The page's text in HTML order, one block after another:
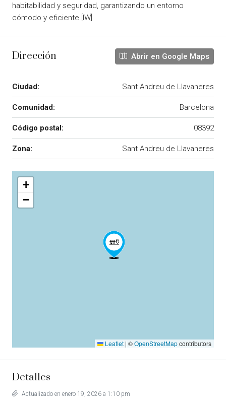
habitabilidad y seguridad, garantizando un entorno
cómodo y eficiente.[IW]
Dirección Abrir en Google Maps
Ciudad: Sant Andreu de Llavaneres
Comunidad: Barcelona
Código postal: 08392
Zona: Sant Andreu de Llavaneres
+
−
Leaflet | ©OpenStreetMapcontributors
Detalles
Actualizado en enero 19, 2026 a 1:10 pm